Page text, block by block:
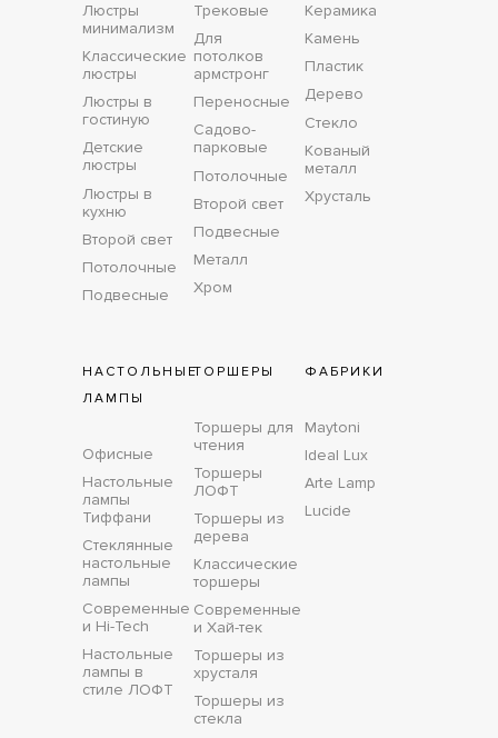
Люстры
минимализм
Классические
люстры
Люстры в
гостиную
Детские
люстры
Люстры в
кухню
Второй свет
Потолочные
Подвесные
Трековые
Для
потолков
армстронг
Переносные
Садово-
парковые
Потолочные
Второй свет
Подвесные
Металл
Хром
Керамика
Камень
Пластик
Дерево
Стекло
Кованый
металл
Хрусталь
НАСТОЛЬНЫЕ
ЛАМПЫ
Офисные
Настольные
лампы
Тиффани
Стеклянные
настольные
лампы
Современные
и Hi-Tech
Настольные
лампы в
стиле ЛОФТ
ТОРШЕРЫ
Торшеры для
чтения
Торшеры
ЛОФТ
Торшеры из
дерева
Классические
торшеры
Современные
и Хай-тек
Торшеры из
хрусталя
Торшеры из
стекла
ФАБРИКИ
Maytoni
Ideal Lux
Arte Lamp
Lucide